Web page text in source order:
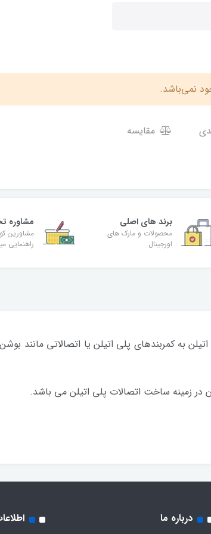
نمی‌باشد.
مقایسه
برند های اصلی
محصولات و مارک های
اورجینال
مشاوره
مشاورین
راهنمایی
کمربندهای پلی اتیلن یا اتصالاتی مانند بوشن
در زمینه ساخت اتصالات پلی اتیلن می باشد.
درباره ما